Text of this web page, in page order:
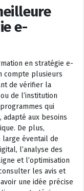
e-
en stratégie e-
compte plusieurs
de vérifier la
de l’institution
qui
aux besoins
De plus,
large éventail de
l’analyse des
et l’optimisation
les avis et
une idée précise